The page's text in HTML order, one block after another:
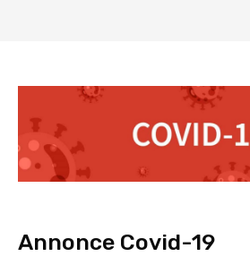
Annonce Covid-19